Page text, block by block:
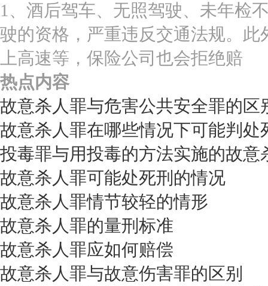
1、酒后驾车、无照驾驶、未年检
驶的资格，严重违反交通法规。
上高速等，保险公司也会拒绝赔
热点内容
故意杀人罪与危害公共安全罪的区
故意杀人罪在哪些情况下可能判处
投毒罪与用投毒的方法实施的故意
故意杀人罪可能处死刑的情况
故意杀人罪情节较轻的情形
故意杀人罪的量刑标准
故意杀人罪应如何赔偿
故意杀人罪与故意伤害罪的区别